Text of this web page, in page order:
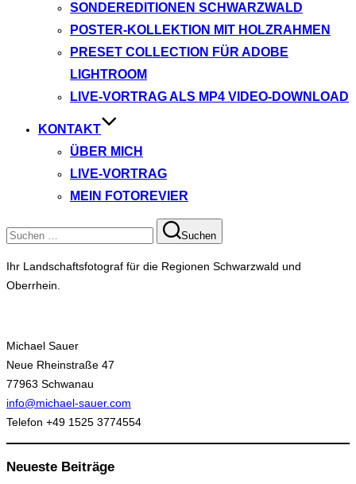
SONDEREDITIONEN SCHWARZWALD
POSTER-KOLLEKTION MIT HOLZRAHMEN
PRESET COLLECTION FÜR ADOBE
LIGHTROOM
LIVE-VORTRAG ALS MP4 VIDEO-DOWNLOAD
KONTAKT
ÜBER MICH
LIVE-VORTRAG
MEIN FOTOREVIER
Suchen
nach:
Suchen
Ihr Landschaftsfotograf für die Regionen Schwarzwald und
Oberrhein.
Michael Sauer
Neue Rheinstraße 47
77963 Schwanau
info@michael-sauer.com
Telefon +49 1525 3774554
Neueste Beiträge